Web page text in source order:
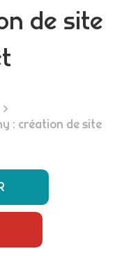
de site
: création de site